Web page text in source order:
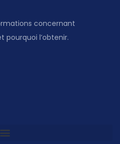
concernant
pourquoi l’obtenir.